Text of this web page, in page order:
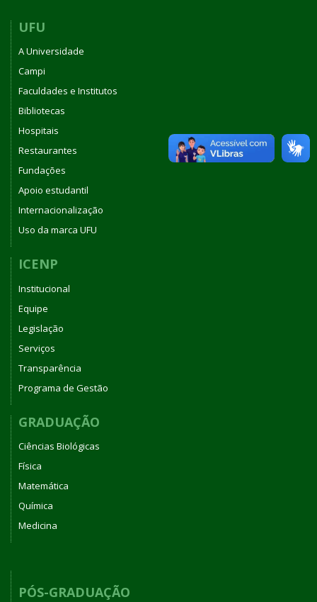
UFU
A Universidade
Campi
Faculdades e Institutos
Bibliotecas
Hospitais
Restaurantes
Fundações
Apoio estudantil
Internacionalização
Uso da marca UFU
ICENP
Institucional
Equipe
Legislação
Serviços
Transparência
Programa de Gestão
GRADUAÇÃO
Ciências Biológicas
Física
Matemática
Química
Medicina
PÓS-GRADUAÇÃO